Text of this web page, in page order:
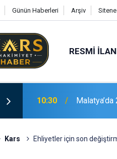
Günün Haberleri Arşiv
RESMI
10:27
Kars Ehliyetler için son